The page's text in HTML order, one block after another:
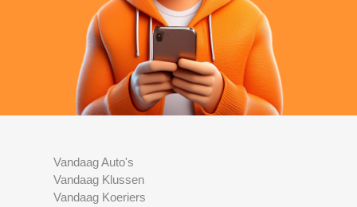
Vandaag Auto's
Vandaag Klussen
Vandaag Koeriers